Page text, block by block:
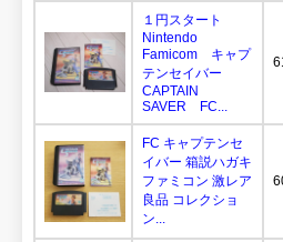
１円スタート
Nintendo
Famicom キャプ
テンセイバー
CAPTAIN
SAVER FC...
FC キャプテンセ
イバー 箱説ハガキ
ファミコン 激レア
良品 コレクショ
ン...